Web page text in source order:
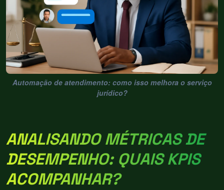
Automação de atendimento: como isso melhora o serviço
jurídico?
ANALISANDO MÉTRICAS DE
DESEMPENHO: QUAIS KPIS
ACOMPANHAR?